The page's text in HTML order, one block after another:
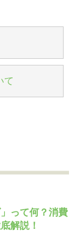
て
って何？消費
解説！